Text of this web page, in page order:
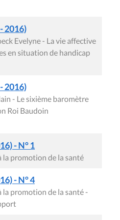
2016)
Evelyne - La vie affective
en situation de handicap
2016)
- Le sixième baromètre
Roi Baudoin
- N° 1
promotion de la santé
- N° 4
promotion de la santé -